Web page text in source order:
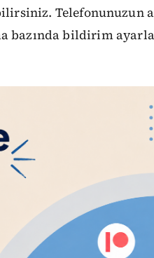
Telefonunuzun
bazında bildirim